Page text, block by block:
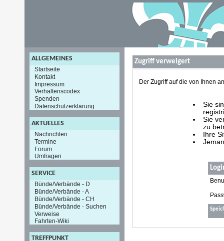
ALLGEMEINES
Startseite
Kontakt
Impressum
Verhaltenscodex
Spenden
Datenschutzerklärung
AKTUELLES
Nachrichten
Termine
Forum
Umfragen
SERVICE
Bünde/Verbände - D
Bünde/Verbände - A
Bünde/Verbände - CH
Bünde/Verbände - Suchen
Verweise
Fahrten-Wiki
TREFFPUNKT
Zugriff verweigert
Der Zugriff auf die von Ihnen
Sie
Sie
zu
Ihre